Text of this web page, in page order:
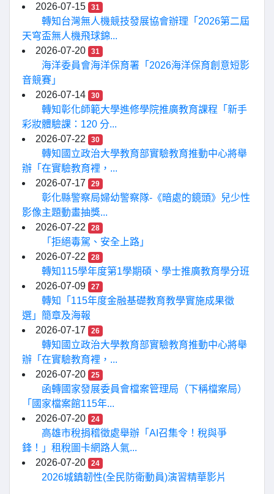
2026-07-15
31
轉知台灣無人機競技發展協會辦理「2026第二屆
天穹盃無人機飛球錦...
2026-07-20
31
海洋委員會海洋保育署「2026海洋保育創意短影
音競賽」
2026-07-14
30
轉知彰化師範大學進修學院推廣教育課程「新手
彩妝體驗課：120 分...
2026-07-22
30
轉知國立政治大學教育部實驗教育推動中心將舉
辦「在實驗教育裡，...
2026-07-17
29
彰化縣警察局婦幼警察隊-《暗處的鏡頭》兒少性
影像主題動畫抽獎...
2026-07-22
28
「拒絕毒駕、安全上路」
2026-07-22
28
轉知115學年度第1學期碩、學士推廣教育學分班
2026-07-09
27
轉知「115年度金融基礎教育教學實施成果徵
選」簡章及海報
2026-07-17
26
轉知國立政治大學教育部實驗教育推動中心將舉
辦「在實驗教育裡，...
2026-07-20
25
函轉國家發展委員會檔案管理局（下稱檔案局）
「國家檔案館115年...
2026-07-20
24
高雄市稅捐稽徵處舉辦「AI召集令！稅與爭
鋒！」租稅圖卡網路人氣...
2026-07-20
24
2026城鎮韌性(全民防衛動員)演習精華影片